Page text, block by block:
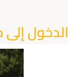
الدخول